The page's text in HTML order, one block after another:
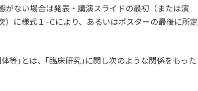
ない場合は発表・講演スライドの最初（または演
に様式１−Cにより、あるいはポスターの最後に所定
等｣とは、｢臨床研究｣に関し次のような関係をもった